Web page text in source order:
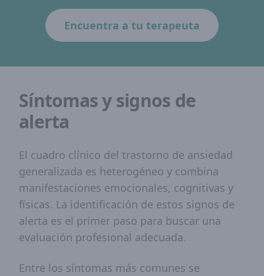
Encuentra a tu terapeuta
Síntomas y signos de
alerta
El cuadro clínico del trastorno de ansiedad
generalizada es heterogéneo y combina
manifestaciones emocionales, cognitivas y
físicas. La identificación de estos signos de
alerta es el primer paso para buscar una
evaluación profesional adecuada.
Entre los síntomas más comunes se